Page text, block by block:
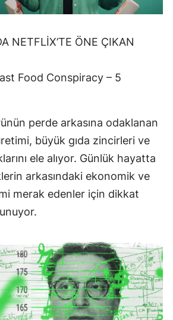
NETFLİX’TE ÖNE ÇIKAN
Food Conspiracy – 5
perde arkasına odaklanan
büyük gıda zincirleri ve
ele alıyor. Günlük hayatta
arkasındaki ekonomik ve
merak edenler için dikkat